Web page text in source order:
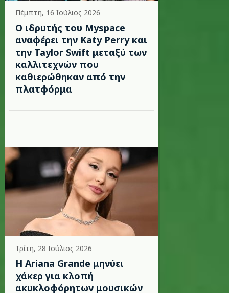
Πέμπτη, 16 Ιούλιος 2026
Ο ιδρυτής του Myspace
αναφέρει την Katy Perry και
την Taylor Swift μεταξύ των
καλλιτεχνών που
καθιερώθηκαν από την
πλατφόρμα
Τρίτη, 28 Ιούλιος 2026
Η Ariana Grande μηνύει
χάκερ για κλοπή
ακυκλοφόρητων μουσικών